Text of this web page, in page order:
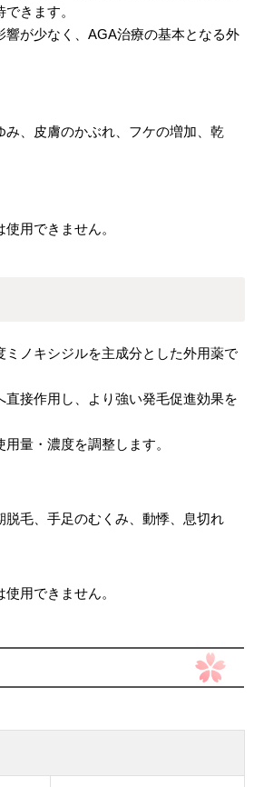
きます。
響が少なく、AGA治療の基本となる外
み、皮膚のかぶれ、フケの増加、乾
用できません。
ミノキシジルを主成分とした外用薬で
直接作用し、より強い発毛促進効果を
量・濃度を調整します。
脱毛、手足のむくみ、動悸、息切れ
用できません。